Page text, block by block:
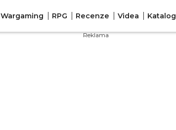
Wargaming RPG Recenze Videa Katalog